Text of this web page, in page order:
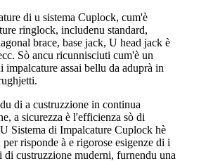
di u sistema Cuplock, cum'è
ringlock, includenu standard,
brace, base jack, U head jack è
Sò ancu ricunnisciuti cum'è un
impalcature assai bellu da aduprà in
di a custruzzione in continua
a sicurezza è l'efficienza sò di
Sistema di Impalcature Cuplock hè
risponde à e rigorose esigenze di i
di custruzzione muderni, furnendu una